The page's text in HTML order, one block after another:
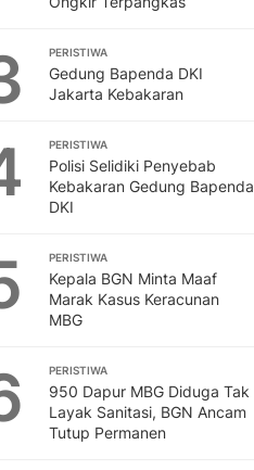
PERISTIWA
Gedung Bapenda DKI
Jakarta Kebakaran
PERISTIWA
Polisi Selidiki Penyebab
Kebakaran Gedung Bapenda
DKI
PERISTIWA
Kepala BGN Minta Maaf
Marak Kasus Keracunan
MBG
PERISTIWA
950 Dapur MBG Diduga Tak
Layak Sanitasi, BGN Ancam
Tutup Permanen